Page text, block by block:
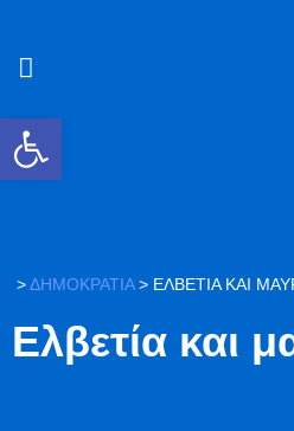
Ανοίξτε τη
>ΔΗΜΟΚΡΑΤΙΑ> ΕΛΒΕΤΊΑ ΚΑΙ
Ελβετία και